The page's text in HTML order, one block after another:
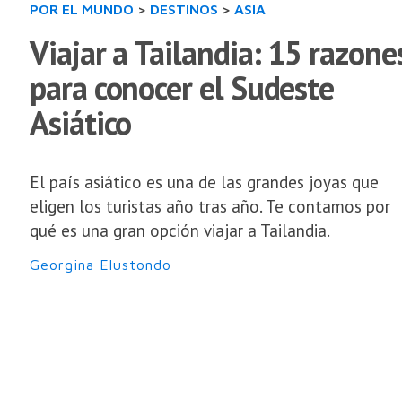
POR EL MUNDO > DESTINOS > ASIA
Viajar a Tailandia: 15
para conocer el Sudeste
Asiático
El país asiático es una de las grandes joyas que
eligen los turistas año tras año. Te contamos por
qué es una gran opción viajar a Tailandia.
Georgina Elustondo